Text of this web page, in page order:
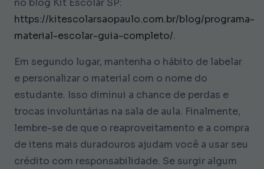
https://kitescolarsaopaulo.com.br/blog/programa-
material-escolar-guia-completo/.
Em segundo lugar, mantenha o hábito de labelar
e personalizar o material com o nome do
estudante. Isso diminui a chance de perdas e
trocas involuntárias na sala de aula. Finalmente,
lembre-se de que o reaproveitamento e a compra
de itens mais duradouros ajudam você a usar seu
crédito com responsabilidade. Se surgir algum